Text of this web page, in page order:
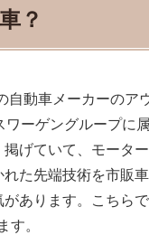
？
動車メーカーのア
ーゲングループに
げていて、モータ
た先端技術を市販
あります。こちら
す。